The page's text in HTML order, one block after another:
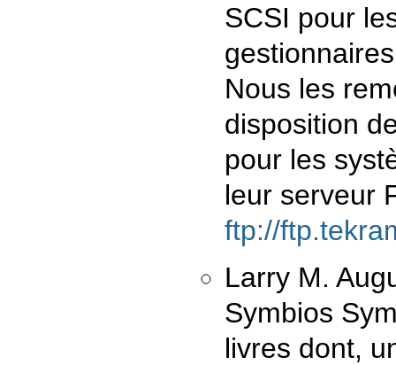
SCSI pour
Nous les
disposition
pour les
leur serveur
ftp://
Larry M.
Symbios
livres dont,